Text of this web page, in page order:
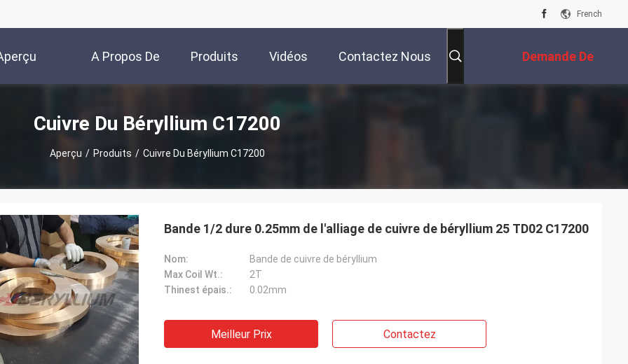
French
A Propos De
Nous
Produits Vidéos Contactez Nous Demande De
Soumission
Cuivre Du Béryllium C17200
Aperçu / Produits / Cuivre Du Béryllium C17200
Bande 1/2 dure 0.25mm de l'alliage de cuivre de béryllium 25 TD02 C17200
Nom:
Bande de cuivre de béryllium
Max Coil Wt.:
2T
Thinest épais.:
0.02mm
Meilleur Prix Contactez